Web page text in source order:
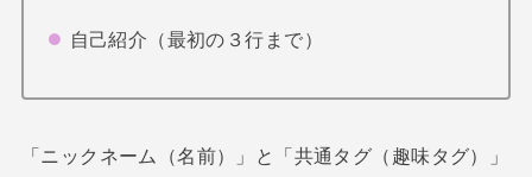
自己紹介（最初の３行まで）
「ニックネーム（名前）」と「共通タグ（趣味タグ）」